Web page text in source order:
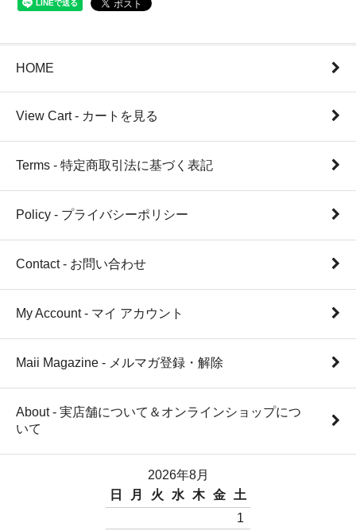
HOME
View Cart - カートを見る
Terms - 特定商取引法に基づく表記
Policy - プライバシーポリシー
Contact - お問い合わせ
My Account - マイ アカウント
Maii Magazine - メルマガ登録・解除
About - 実店舗について＆オンラインショップにつ
いて
2026年8月
日
月 火 水 木 金
土
1